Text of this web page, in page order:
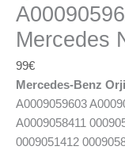
Mercedes
99€
Mercedes-Benz
A0009059603
A0009058411
0009051412